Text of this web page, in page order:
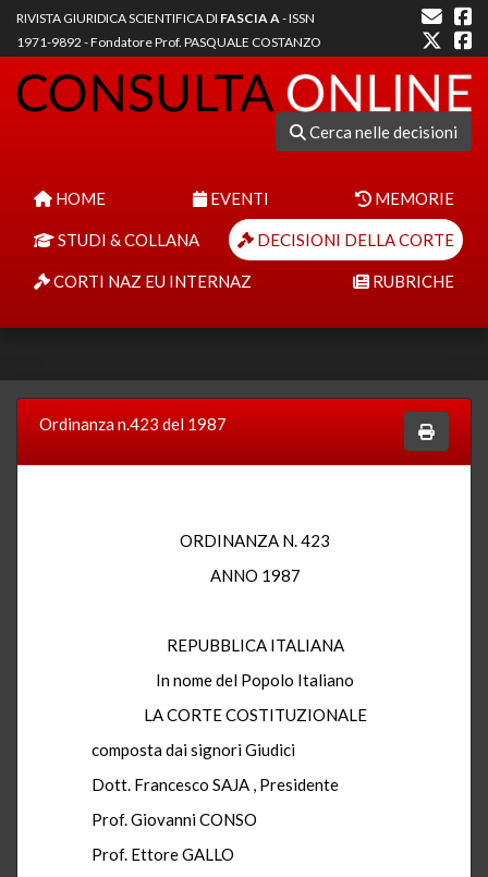
RIVISTA GIURIDICA SCIENTIFICA DI FASCIA A- ISSN
1971-9892 - Fondatore Prof. PASQUALE COSTANZO
Cerca nelle decisioni
HOME EVENTI MEMORIE
STUDI & COLLANA DECISIONI DELLA CORTE
CORTI NAZ EU INTERNAZ RUBRICHE
Ordinanza n.423 del 1987
ORDINANZA N. 423
ANNO 1987
REPUBBLICA ITALIANA
In nome del Popolo Italiano
LA CORTE COSTITUZIONALE
composta dai signori Giudici
Dott. Francesco SAJA , Presidente
Prof. Giovanni CONSO
Prof. Ettore GALLO